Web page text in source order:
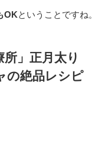
OK ということですね。
所」正月太り
の絶品レシピ